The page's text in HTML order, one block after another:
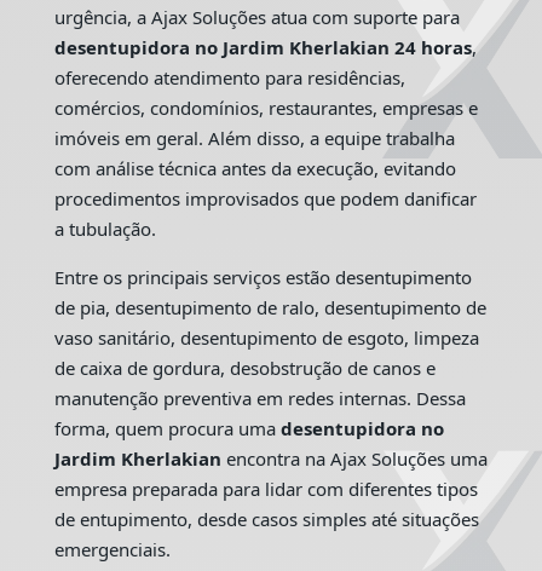
urgência, a Ajax Soluções atua com suporte para
desentupidora no Jardim Kherlakian 24 horas,
oferecendo atendimento para residências,
comércios, condomínios, restaurantes, empresas e
imóveis em geral. Além disso, a equipe trabalha
com análise técnica antes da execução, evitando
procedimentos improvisados que podem danificar
a tubulação.
Entre os principais serviços estão desentupimento
de pia, desentupimento de ralo, desentupimento de
vaso sanitário, desentupimento de esgoto, limpeza
de caixa de gordura, desobstrução de canos e
manutenção preventiva em redes internas. Dessa
forma, quem procura uma desentupidora no
Jardim Kherlakian encontra na Ajax Soluções uma
empresa preparada para lidar com diferentes tipos
de entupimento, desde casos simples até situações
emergenciais.